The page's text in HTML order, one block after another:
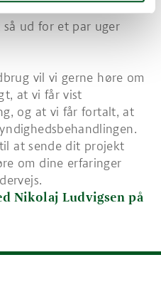
et billede af
ud for et par uger
vil vi gerne høre om
at vi får vist
og at vi får fortalt, at
at sende dit projekt
om dine erfaringer
Nikolaj Ludvigsen på